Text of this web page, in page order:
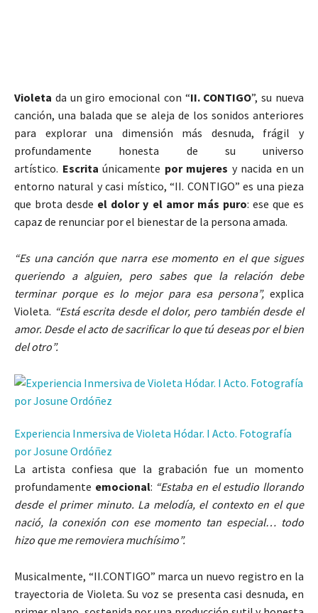
Violeta da un giro emocional con “II. CONTIGO”, su nueva
canción, una balada que se aleja de los sonidos anteriores
para explorar una dimensión más desnuda, frágil y
profundamente honesta de su universo
artístico. Escrita únicamente por mujeres y nacida en un
entorno natural y casi místico, “II. CONTIGO” es una pieza
que brota desde el dolor y el amor más puro: ese que es
capaz de renunciar por el bienestar de la persona amada.
“Es una canción que narra ese momento en el que sigues
queriendo a alguien, pero sabes que la relación debe
terminar porque es lo mejor para esa persona”, explica
Violeta. “Está escrita desde el dolor, pero también desde el
amor. Desde el acto de sacrificar lo que tú deseas por el bien
del otro”.
Experiencia Inmersiva de Violeta Hódar. I Acto. Fotografía
por Josune Ordóñez
La artista confiesa que la grabación fue un momento
profundamente emocional: “Estaba en el estudio llorando
desde el primer minuto. La melodía, el contexto en el que
nació, la conexión con ese momento tan especial… todo
hizo que me removiera muchísimo”.
Musicalmente, “II.CONTIGO” marca un nuevo registro en la
trayectoria de Violeta. Su voz se presenta casi desnuda, en